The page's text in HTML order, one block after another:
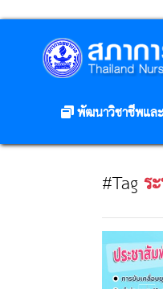
พัฒนาวิชาชีพแล
#Tagร